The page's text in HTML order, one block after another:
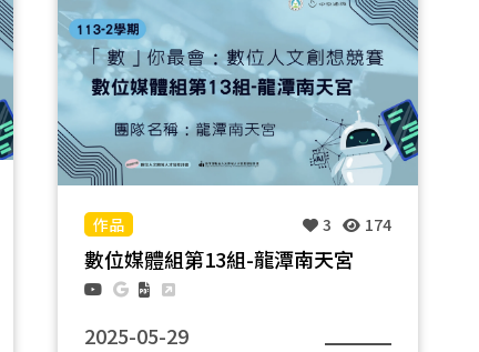
3 174
數位媒體組第13組-龍潭南天宮
2025-05-29